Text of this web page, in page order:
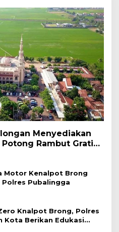
Menyediakan
Rambut Gratis
2025
Motor Kenalpot Brong
Polres Pubalingga
Knalpot Brong, Polres
Kota Berikan Edukasi